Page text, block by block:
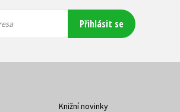
Přihlásit se
Knižní novinky